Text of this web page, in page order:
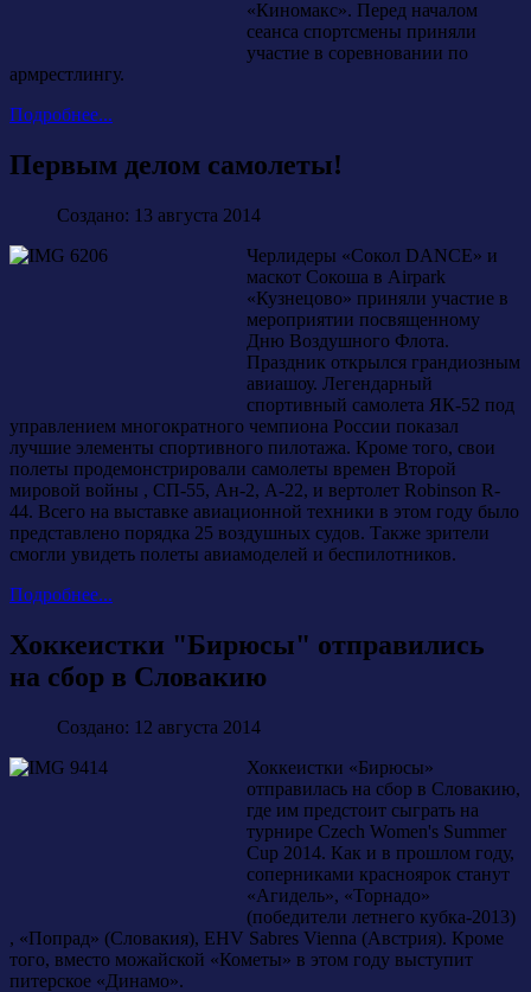
«Киномакс». Перед началом
сеанса спортсмены приняли
участие в соревновании по
армрестлингу.
Подробнее...
Первым делом самолеты!
Создано: 13 августа 2014
Черлидеры «Сокол DANCE» и
маскот Сокоша в Airpark
«Кузнецово» приняли участие в
мероприятии посвященному
Дню Воздушного Флота.
Праздник открылся грандиозным
авиашоу. Легендарный
спортивный самолета ЯК-52 под
управлением многократного чемпиона России показал
лучшие элементы спортивного пилотажа. Кроме того, свои
полеты продемонстрировали самолеты времен Второй
мировой войны , СП-55, Ан-2, А-22, и вертолет Robinson R-
44. Всего на выставке авиационной техники в этом году было
представлено порядка 25 воздушных судов. Также зрители
смогли увидеть полеты авиамоделей и беспилотников.
Подробнее...
Хоккеистки "Бирюсы" отправились
на сбор в Словакию
Создано: 12 августа 2014
Хоккеистки «Бирюсы»
отправилась на сбор в Словакию,
где им предстоит сыграть на
турнире Czech Women's Summer
Cup 2014. Как и в прошлом году,
соперниками красноярок станут
«Агидель», «Торнадо»
(победители летнего кубка-2013)
, «Попрад» (Словакия), EHV Sabres Vienna (Австрия). Кроме
того, вместо можайской «Кометы» в этом году выступит
питерское «Динамо».